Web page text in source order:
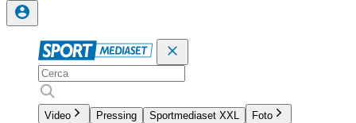
Video Pressing Sportmediaset XXL
Foto